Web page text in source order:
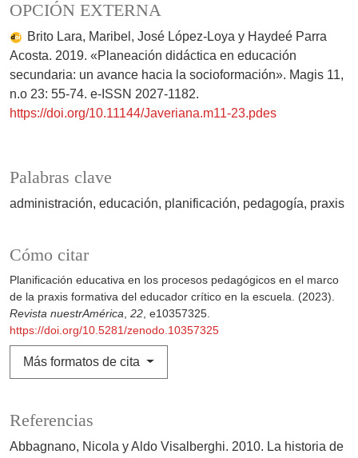
Palabras clave
administración educación planificación pedagogía praxis
OPCIÓN EXTERNA
Brito Lara, Maribel, José López-Loya y Haydeé Parra
Acosta. 2019. «Planeación didáctica en educación
secundaria: un avance hacia la socioformación». Magis 11,
n.o 23: 55-74. e-ISSN 2027-1182.
https://doi.org/10.11144/Javeriana.m11-23.pdes
Cómo citar
Planificación educativa en los procesos pedagógicos en el marco
de la praxis formativa del educador crítico en la escuela. (2023).
Revista nuestrAmérica, 22, e10357325.
https://doi.org/10.5281/zenodo.10357325
Más formatos de cita
Referencias
Abbagnano, Nicola y Aldo Visalberghi. 2010. La historia de